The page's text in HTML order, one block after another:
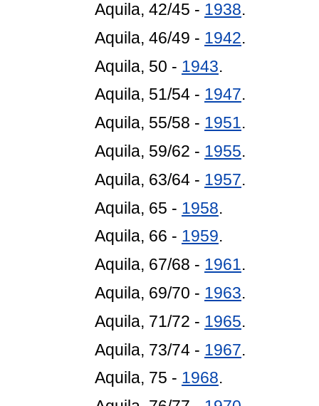
Aquila, 42/45 - 1938.
Aquila, 46/49 - 1942.
Aquila, 50 - 1943.
Aquila, 51/54 - 1947.
Aquila, 55/58 - 1951.
Aquila, 59/62 - 1955.
Aquila, 63/64 - 1957.
Aquila, 65 - 1958.
Aquila, 66 - 1959.
Aquila, 67/68 - 1961.
Aquila, 69/70 - 1963.
Aquila, 71/72 - 1965.
Aquila, 73/74 - 1967.
Aquila, 75 - 1968.